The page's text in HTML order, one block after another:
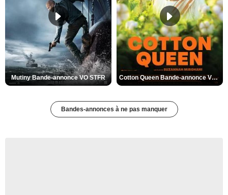
Mutiny Bande-annonce VO STFR Cotton Queen Bande-annonce VO STFR
Bandes-annonces à ne pas manquer